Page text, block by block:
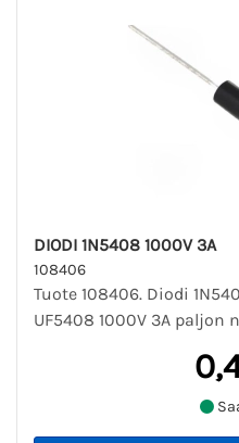
DIODI 1N5408 1000V 3A
108406
Tuote 108406. Diodi
UF5408 1000V 3A paljon